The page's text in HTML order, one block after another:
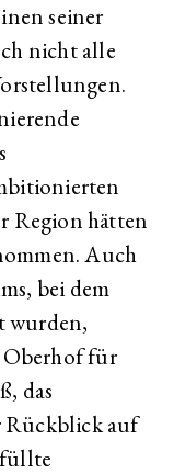
seiner
nicht alle
Region hätten
Auch
bei dem
wurden,
Oberhof für
das
Rückblick auf